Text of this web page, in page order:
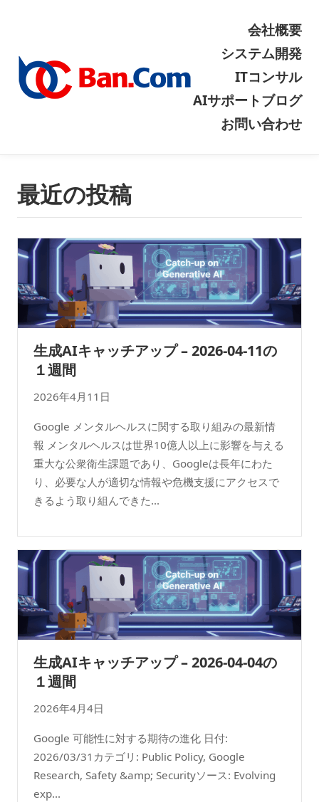
会社概要
システム開発
ITコンサル
AIサポートブログ
お問い合わせ
最近の投稿
生成AIキャッチアップ – 2026-04-11の
１週間
2026年4月11日
Google メンタルヘルスに関する取り組みの最新情
報 メンタルヘルスは世界10億人以上に影響を与える
重大な公衆衛生課題であり、Googleは長年にわた
り、必要な人が適切な情報や危機支援にアクセスで
きるよう取り組んできた...
生成AIキャッチアップ – 2026-04-04の
１週間
2026年4月4日
Google 可能性に対する期待の進化 日付:
2026/03/31カテゴリ: Public Policy, Google
Research, Safety &amp; Securityソース: Evolving
exp...